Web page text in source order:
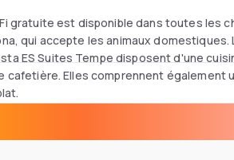
gratuite est disponible dans toutes les
qui accepte les animaux domestiques.
ES Suites Tempe disposent d'une
cafetière. Elles comprennent également
gratuit est préparé pour les clients
24, propose des sandwichs, des